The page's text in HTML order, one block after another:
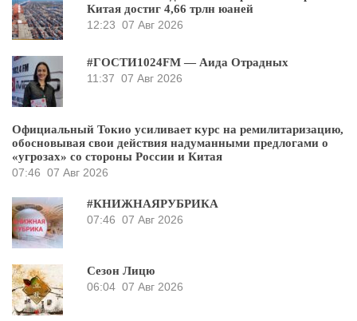
Китая достиг 4,66 трлн юаней
12:23 07 Авг 2026
#ГОСТИ1024FM — Аида Отрадных
11:37 07 Авг 2026
Официальный Токио усиливает курс на ремилитаризацию,
обосновывая свои действия надуманными предлогами о
«угрозах» со стороны России и Китая
07:46 07 Авг 2026
#КНИЖНАЯРУБРИКА
07:46 07 Авг 2026
Сезон Лицю
06:04 07 Авг 2026